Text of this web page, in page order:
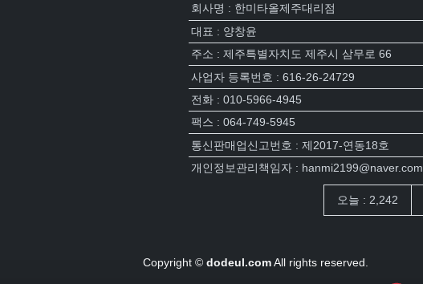
회사명 : 한미타올제주대리점
대표 : 양창윤
주소 : 제주특별자치도 제주시 삼무로 66
사업자 등록번호 : 616-26-24729
전화 : 010-5966-4945
팩스 : 064-749-5945
통신판매업신고번호 : 제2017-연동18호
개인정보관리책임자 : hanmi2199@naver.com
오늘 : 2,242
Copyright © dodeul.comAll rights reserved.